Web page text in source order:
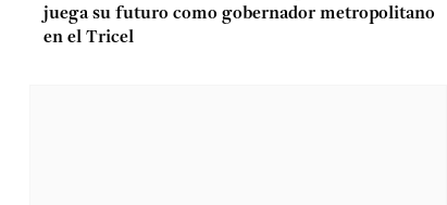
juega su futuro como gobernador metropolitano
en el Tricel